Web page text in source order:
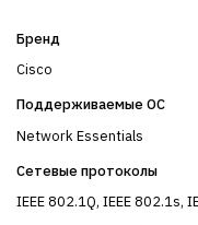
Бренд
Cisco
Поддерживаемые ОС
Network Essentials
Сетевые протоколы
IEEE 802.1Q, IEEE 802.1s,